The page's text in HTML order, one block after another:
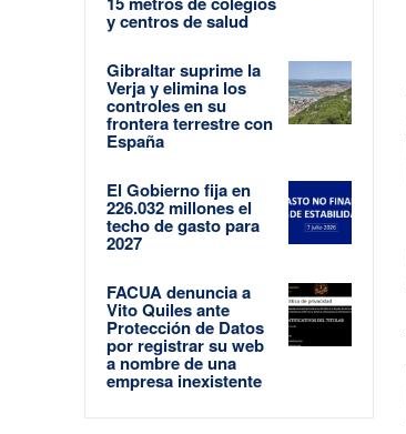
y centros de salud
Gibraltar suprime la
Verja y elimina los
controles en su
frontera terrestre con
España
El Gobierno fija en
226.032 millones el
techo de gasto para
2027
FACUA denuncia a
Vito Quiles ante
Protección de Datos
por registrar su web
a nombre de una
empresa inexistente